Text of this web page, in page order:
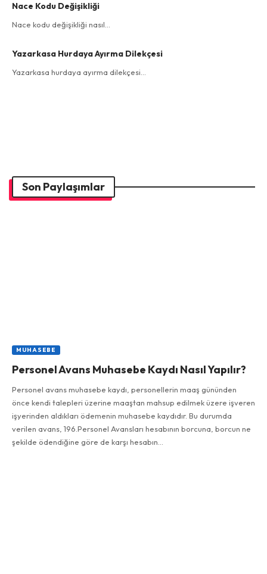
Nace Kodu Değişikliği
Nace kodu değişikliği nasıl…
Yazarkasa Hurdaya Ayırma Dilekçesi
Yazarkasa hurdaya ayırma dilekçesi…
Son Paylaşımlar
MUHASEBE
Personel Avans Muhasebe Kaydı Nasıl Yapılır?
Personel avans muhasebe kaydı, personellerin maaş gününden
önce kendi talepleri üzerine maaştan mahsup edilmek üzere işveren
işyerinden aldıkları ödemenin muhasebe kaydıdır. Bu durumda
verilen avans, 196.Personel Avansları hesabının borcuna, borcun ne
şekilde ödendiğine göre de karşı hesabın…